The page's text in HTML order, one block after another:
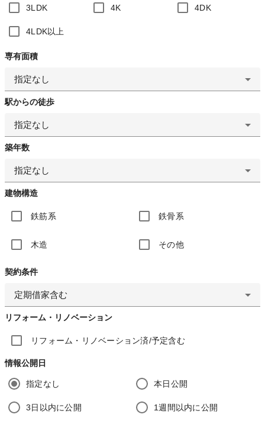
3LDK 4K 4DK
4LDK以上
専有面積
指定なし
駅からの徒歩
指定なし
築年数
指定なし
建物構造
鉄筋系 鉄骨系
木造 その他
契約条件
定期借家含む
リフォーム・リノベーション
リフォーム・リノベーション済/予定含む
情報公開日
指定なし 本日公開
3日以内に公開 1週間以内に公開